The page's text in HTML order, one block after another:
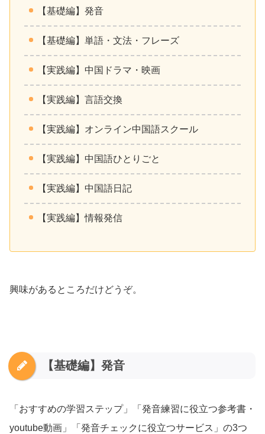
【基礎編】発音
【基礎編】単語・文法・フレーズ
【実践編】中国ドラマ・映画
【実践編】言語交換
【実践編】オンライン中国語スクール
【実践編】中国語ひとりごと
【実践編】中国語日記
【実践編】情報発信
興味があるところだけどうぞ。
【基礎編】発音
「おすすめの学習ステップ」「発音練習に役立つ参考書・
youtube動画」「発音チェックに役立つサービス」の3つ